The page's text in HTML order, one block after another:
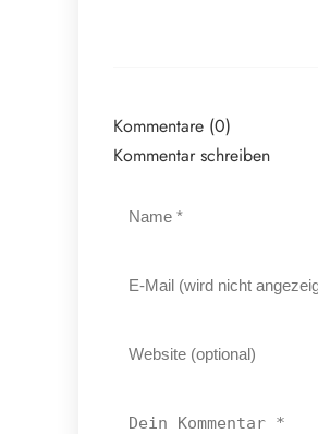
Kommentare (0)
Kommentar schreiben